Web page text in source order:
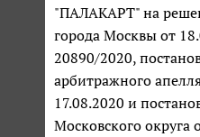
"ПАЛАКАРТ" на
города Москвы от
20890/2020,
арбитражного
17.08.2020 и
Московского округа